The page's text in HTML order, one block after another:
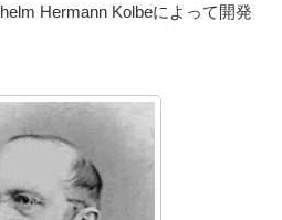
Hermann Kolbeによって開発